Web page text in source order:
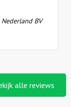
BV
alle reviews